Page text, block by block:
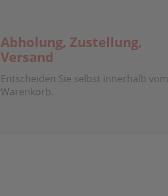
Abholung, Zustellung,
Versand
Entscheiden Sie selbst innerhalb vom
Warenkorb.